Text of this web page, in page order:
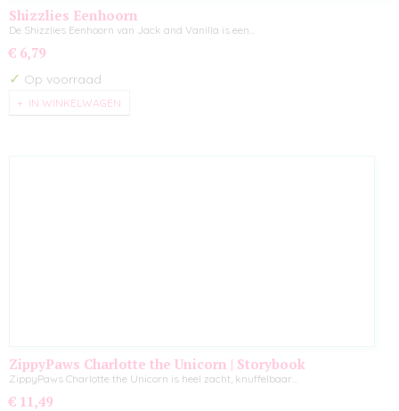
Shizzlies Eenhoorn
De Shizzlies Eenhoorn van Jack and Vanilla is een…
€ 6,79
✓ Op voorraad
IN WINKELWAGEN
ZippyPaws Charlotte the Unicorn | Storybook
Snugglerz
ZippyPaws Charlotte the Unicorn is heel zacht, knuffelbaar…
€ 11,49